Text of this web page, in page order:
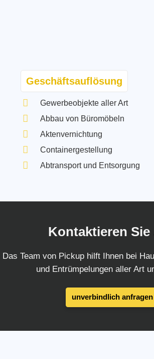
Geschäftsauflösung
Gewerbeobjekte aller Art
Abbau von Büromöbeln
Aktenvernichtung
Containergestellung
Abtransport und Entsorgung
Kontaktieren Sie
Das Team von Pickup hilft Ihnen bei
und Entrümpelungen aller Art
unverbindlich anfragen